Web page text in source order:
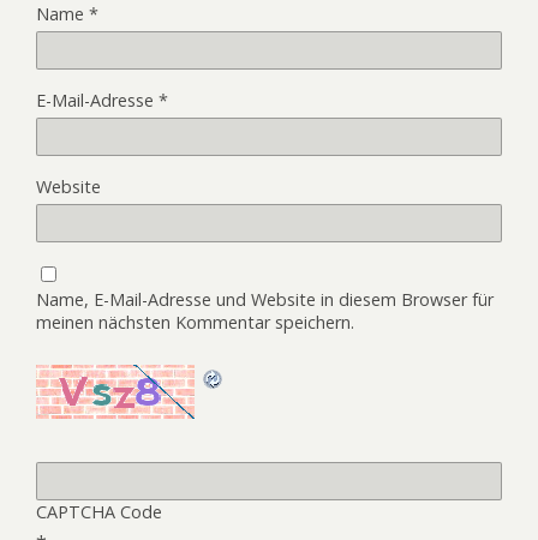
Name *
E-Mail-Adresse *
Website
Name, E-Mail-Adresse und Website in diesem Browser für
meinen nächsten Kommentar speichern.
CAPTCHA Code